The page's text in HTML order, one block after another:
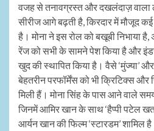
वजह से तनावग्रस्त और दखलंदाज़
सीरीज आगे बढ़ती है, किरदार में मौजूद
है। मोना ने इस रोल को बखूबी निभाया
रेंज को सभी के सामने पेश किया है और
खुद की स्थापित किया है। वैसे ‘मुंज्या’ और
बेहतरीन परफॉर्मेंस को भी क्रिटिक्स और
मिली हैं। मोना सिंह के पास आने वाले
जिनमें आमिर खान के साथ ‘हैप्पी पटेल
आर्यन खान की फिल्म ‘स्टारडम’ शामिल